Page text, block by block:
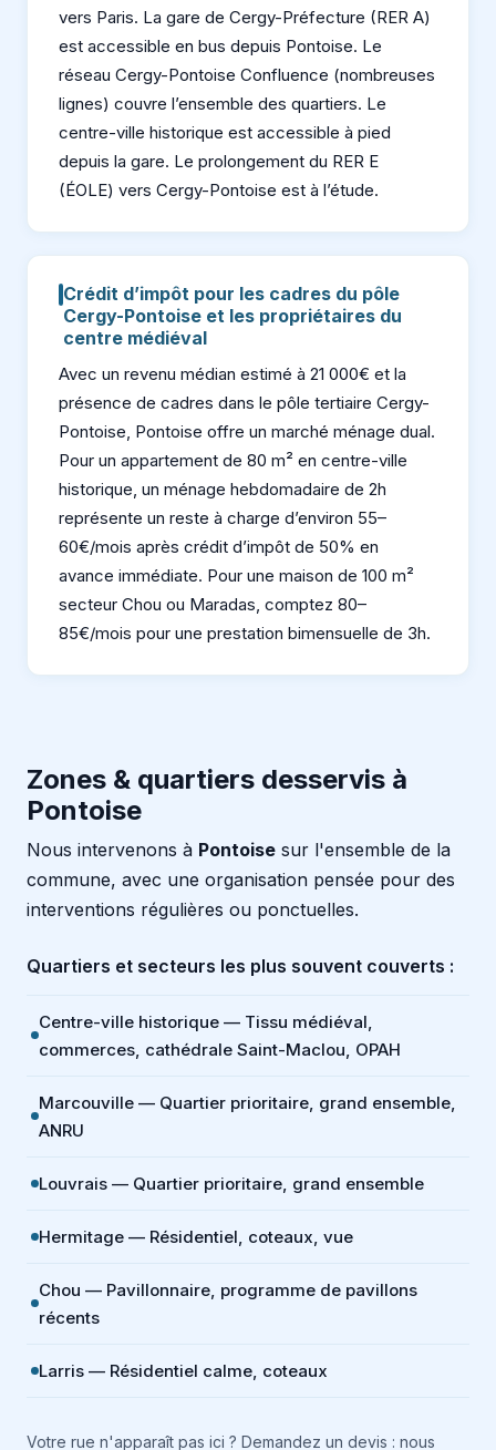
vers Paris. La gare de Cergy-Préfecture (RER A)
est accessible en bus depuis Pontoise. Le
réseau Cergy-Pontoise Confluence (nombreuses
lignes) couvre l’ensemble des quartiers. Le
centre-ville historique est accessible à pied
depuis la gare. Le prolongement du RER E
(ÉOLE) vers Cergy-Pontoise est à l’étude.
Crédit d’impôt pour les cadres du pôle
Cergy-Pontoise et les propriétaires du
centre médiéval
Avec un revenu médian estimé à 21 000€ et la
présence de cadres dans le pôle tertiaire Cergy-
Pontoise, Pontoise offre un marché ménage dual.
Pour un appartement de 80 m² en centre-ville
historique, un ménage hebdomadaire de 2h
représente un reste à charge d’environ 55–
60€/mois après crédit d’impôt de 50% en
avance immédiate. Pour une maison de 100 m²
secteur Chou ou Maradas, comptez 80–
85€/mois pour une prestation bimensuelle de 3h.
Zones & quartiers desservis à
Pontoise
Nous intervenons à Pontoise sur l'ensemble de la
commune, avec une organisation pensée pour des
interventions régulières ou ponctuelles.
Quartiers et secteurs les plus souvent couverts :
Centre-ville historique — Tissu médiéval,
commerces, cathédrale Saint-Maclou, OPAH
Marcouville — Quartier prioritaire, grand ensemble,
ANRU
Louvrais — Quartier prioritaire, grand ensemble
Hermitage — Résidentiel, coteaux, vue
Chou — Pavillonnaire, programme de pavillons
récents
Larris — Résidentiel calme, coteaux
Votre rue n'apparaît pas ici ? Demandez un devis : nous